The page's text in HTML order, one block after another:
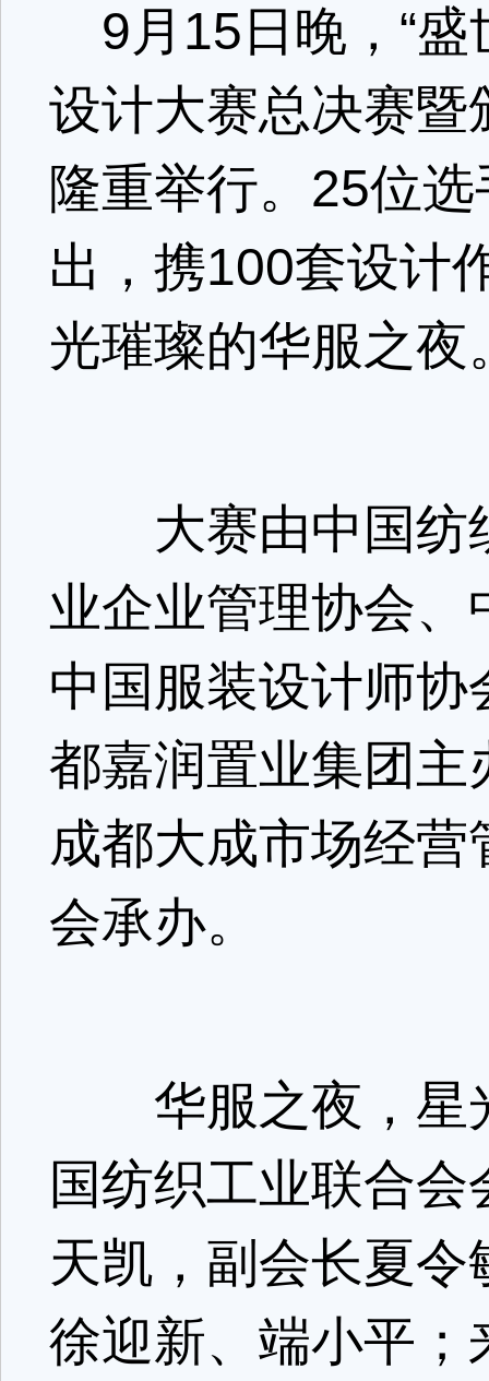
9月15日晚，“盛
设计大赛总决赛暨
隆重举行。25位
出，携100套设计
光璀璨的华服之
大赛由中国纺
业企业管理协会
中国服装设计师
都嘉润置业集团
成都大成市场经
会承办。
华服之夜，星
国纺织工业联合
天凯，副会长夏
徐迎新、端小平